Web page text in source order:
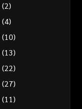
(2)
(4)
(10)
(13)
(22)
(27)
(11)